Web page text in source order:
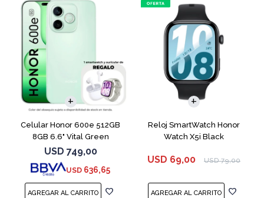
Celular Honor 600e 512GB
8GB 6.6" Vital Green
USD 749,00
USD 636,65
COMPARAR
Reloj SmartWatch Honor
Watch X5i Black
USD 69,00 USD 79,00